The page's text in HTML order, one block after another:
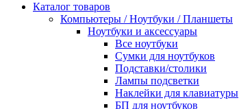
Каталог товаров
Компьютеры / Ноутбуки / Планшеты
Ноутбуки и аксессуары
Все ноутбуки
Сумки для ноутбуков
Подставки/столики
Лампы подсветки
Наклейки для клавиатуры
БП для ноутбуков